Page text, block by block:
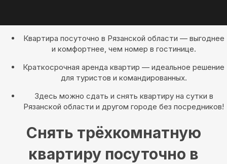
Квартира посуточно в Рязанской области — выгоднее
и комфортнее, чем номер в гостинице.
Краткосрочная аренда квартир — идеальное решение
для туристов и командированных.
Здесь можно сдать и снять квартиру на сутки в
Рязанской области и другом городе без посредников!
Снять трёхкомнатную
квартиру посуточно в